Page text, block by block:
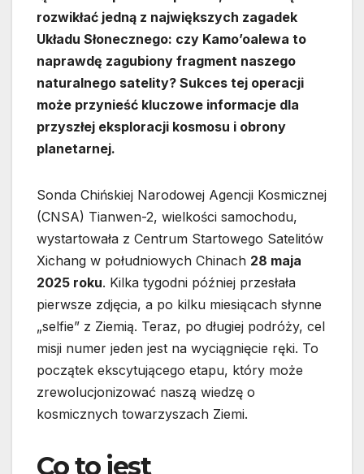
rozwikłać jedną z największych zagadek
Układu Słonecznego: czy Kamo’oalewa to
naprawdę zagubiony fragment naszego
naturalnego satelity? Sukces tej operacji
może przynieść kluczowe informacje dla
przyszłej eksploracji kosmosu i obrony
planetarnej.
Sonda Chińskiej Narodowej Agencji Kosmicznej
(CNSA) Tianwen-2, wielkości samochodu,
wystartowała z Centrum Startowego Satelitów
Xichang w południowych Chinach 28 maja
2025 roku. Kilka tygodni później przesłała
pierwsze zdjęcia, a po kilku miesiącach słynne
„selfie” z Ziemią. Teraz, po długiej podróży, cel
misji numer jeden jest na wyciągnięcie ręki. To
początek ekscytującego etapu, który może
zrewolucjonizować naszą wiedzę o
kosmicznych towarzyszach Ziemi.
Co to jest